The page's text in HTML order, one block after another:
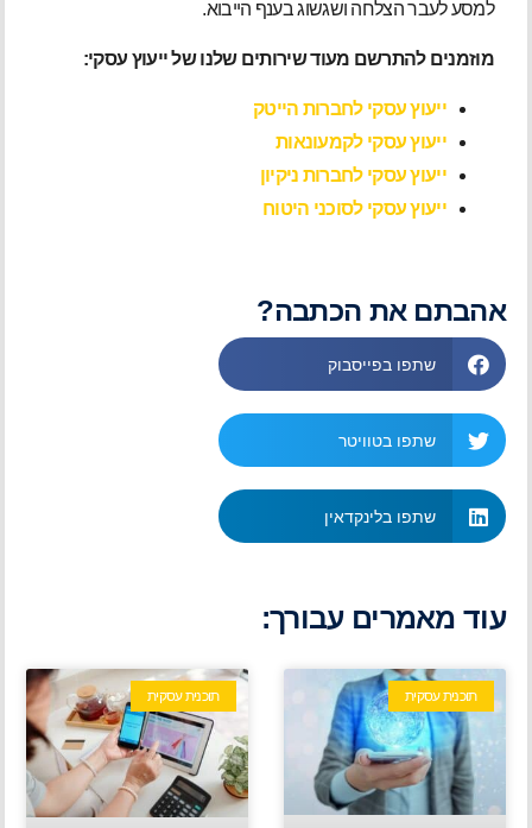
למסע לעבר הצלחה ושגשוג בענף הייבוא.
מוזמנים להתרשם מעוד שירותים שלנו של ייעוץ עסקי:
ייעוץ עסקי לחברות הייטק
ייעוץ עסקי לקמעונאות
ייעוץ עסקי לחברות ניקיון
ייעוץ עסקי לסוכני היטוח
אהבתם את הכתבה?
שתפו בפייסבוק
שתפו בטוויטר
שתפו בלינקדאין
עוד מאמרים עבורך:
תוכנית עסקית תוכנית עסקית